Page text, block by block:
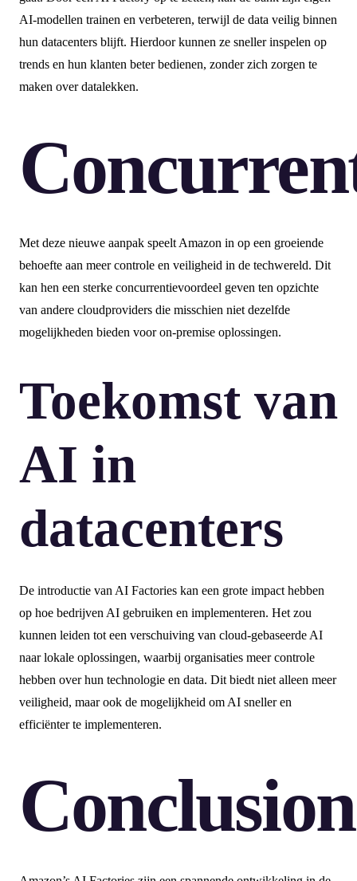
AI-modellen trainen en verbeteren, terwijl de data veilig binnen
hun datacenters blijft. Hierdoor kunnen ze sneller inspelen op
trends en hun klanten beter bedienen, zonder zich zorgen te
maken over datalekken.
Met deze nieuwe aanpak speelt Amazon in op een groeiende
behoefte aan meer controle en veiligheid in de techwereld. Dit
kan hen een sterke concurrentievoordeel geven ten opzichte
van andere cloudproviders die misschien niet dezelfde
mogelijkheden bieden voor on-premise oplossingen.
Toekomst van
AI in
datacenters
De introductie van AI Factories kan een grote impact hebben
op hoe bedrijven AI gebruiken en implementeren. Het zou
kunnen leiden tot een verschuiving van cloud-gebaseerde AI
naar lokale oplossingen, waarbij organisaties meer controle
hebben over hun technologie en data. Dit biedt niet alleen meer
veiligheid, maar ook de mogelijkheid om AI sneller en
efficiënter te implementeren.
Conclusion